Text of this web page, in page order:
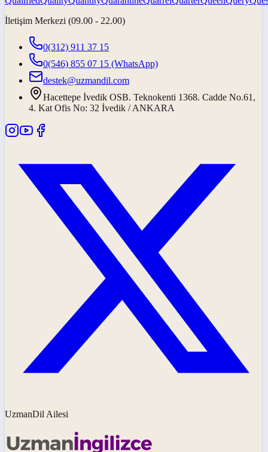
İletişim Merkezi (09.00 - 22.00)
0(312) 911 37 15
0(546) 855 07 15 (WhatsApp)
destek@uzmandil.com
Hacettepe İvedik OSB. Teknokenti 1368. Cadde No.61,
4. Kat Ofis No: 32 İvedik / ANKARA
UzmanDil Ailesi